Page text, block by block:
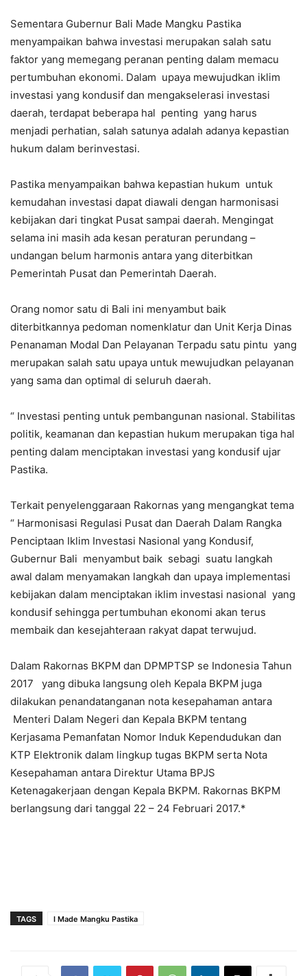
Sementara Gubernur Bali Made Mangku Pastika
menyampaikan bahwa investasi merupakan salah satu
faktor yang memegang peranan penting dalam memacu
pertumbuhan ekonomi. Dalam upaya mewujudkan iklim
investasi yang kondusif dan mengakselerasi investasi
daerah, terdapat beberapa hal penting yang harus
menjadi perhatian, salah satunya adalah adanya kepastian
hukum dalam berinvestasi.
Pastika menyampaikan bahwa kepastian hukum untuk
kemudahan investasi dapat diawali dengan harmonisasi
kebijakan dari tingkat Pusat sampai daerah. Mengingat
selama ini masih ada kesan peraturan perundang –
undangan belum harmonis antara yang diterbitkan
Pemerintah Pusat dan Pemerintah Daerah.
Orang nomor satu di Bali ini menyambut baik
diterbitkannya pedoman nomenklatur dan Unit Kerja Dinas
Penanaman Modal Dan Pelayanan Terpadu satu pintu yang
merupakan salah satu upaya untuk mewujudkan pelayanan
yang sama dan optimal di seluruh daerah.
“ Investasi penting untuk pembangunan nasional. Stabilitas
politik, keamanan dan kepastian hukum merupakan tiga hal
penting dalam menciptakan investasi yang kondusif ujar
Pastika.
Terkait penyelenggaraan Rakornas yang mengangkat tema
“ Harmonisasi Regulasi Pusat dan Daerah Dalam Rangka
Penciptaan Iklim Investasi Nasional yang Kondusif,
Gubernur Bali menyambut baik sebagi suatu langkah
awal dalam menyamakan langkah dan upaya implementasi
kebijakan dalam menciptakan iklim investasi nasional yang
kondusif sehingga pertumbuhan ekonomi akan terus
membaik dan kesejahteraan rakyat dapat terwujud.
Dalam Rakornas BKPM dan DPMPTSP se Indonesia Tahun
2017 yang dibuka langsung oleh Kepala BKPM juga
dilakukan penandatanganan nota kesepahaman antara
Menteri Dalam Negeri dan Kepala BKPM tentang
Kerjasama Pemanfatan Nomor Induk Kependudukan dan
KTP Elektronik dalam lingkup tugas BKPM serta Nota
Kesepahaman antara Direktur Utama BPJS
Ketenagakerjaan dengan Kepala BKPM. Rakornas BKPM
berlangsung dari tanggal 22 – 24 Februari 2017.*
TAGS I Made Mangku Pastika